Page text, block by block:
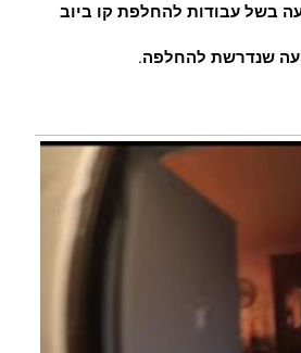
בשל עבודות להחלפת קו ביוב
שנדרשת להחלפה.